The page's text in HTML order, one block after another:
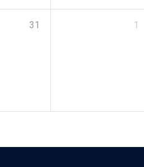
31 1